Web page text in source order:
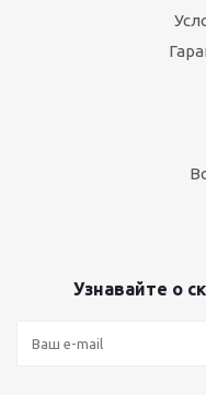
Узнавайте о